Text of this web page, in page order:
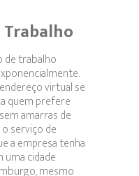
de trabalho
virtual se
quem prefere
amarras de
serviço de
a empresa tenha
uma cidade
mesmo